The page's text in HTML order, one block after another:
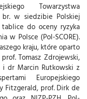
Towarzystwa
br. w siedzibie Polskiej
do oceny ryzyka
w Polsce (Pol-SCORE).
kraju, które oparto
Tomasz Zdrojewski,
dr Marcin Rutkowski z
Europejskiego
Fitzgerald, prof. Dirk de